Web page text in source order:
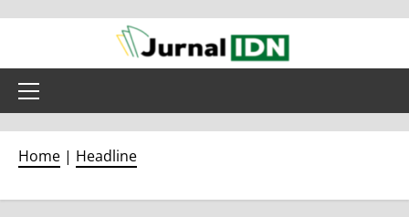
content
Primary
Home | Headline